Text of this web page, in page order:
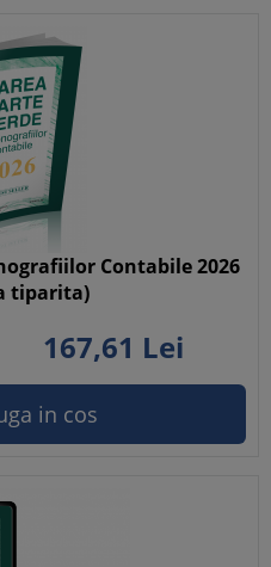
Contabile 2026
tiparita)
167,61 Lei
in cos